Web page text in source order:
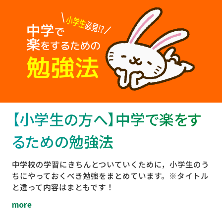
【小学生の方へ】中学で楽をす
るための勉強法
中学校の学習にきちんとついていくために，小学生のう
ちにやっておくべき勉強をまとめています。※タイトル
と違って内容はまともです！
more